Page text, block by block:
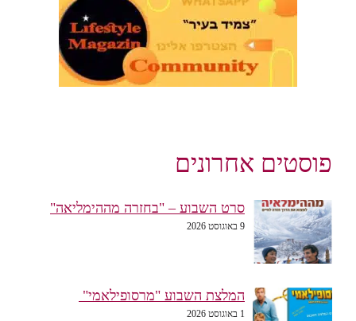
פוסטים אחרונים
סרט השבוע – "בחזרה מההימליאה"
9 באוגוסט 2026
המלצת השבוע "מרסופילאמי"
1 באוגוסט 2026